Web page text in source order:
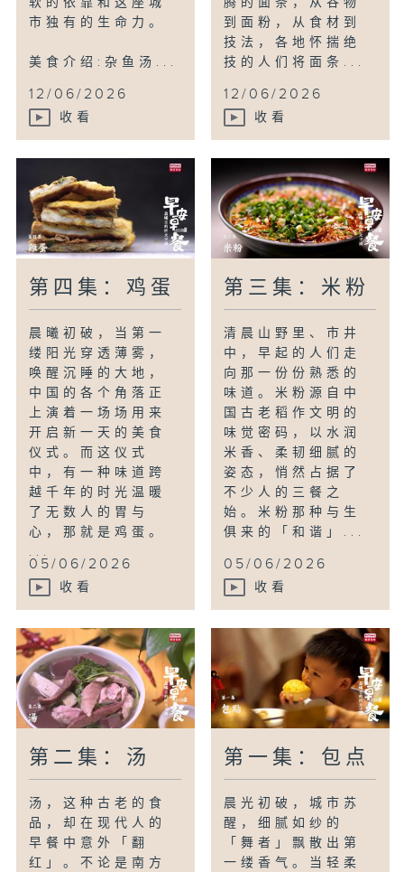
市独有的生命力。
美食介绍:杂鱼汤...
12/06/2026
收看
到面粉，从食材到
技法，各地怀揣绝
技的人们将面条...
12/06/2026
收看
第四集：鸡蛋
晨曦初破，当第一
缕阳光穿透薄雾，
唤醒沉睡的大地，
中国的各个角落正
上演着一场场用来
开启新一天的美食
仪式。而这仪式
中，有一种味道跨
越千年的时光温暖
了无数人的胃与
心，那就是鸡蛋。
...
05/06/2026
收看
第三集：米粉
清晨山野里、市井
中，早起的人们走
向那一份份熟悉的
味道。米粉源自中
国古老稻作文明的
味觉密码，以水润
米香、柔韧细腻的
姿态，悄然占据了
不少人的三餐之
始。米粉那种与生
俱来的「和谐」...
05/06/2026
收看
第二集：汤
汤，这种古老的食
品，却在现代人的
早餐中意外「翻
红」。不论是南方
第一集：包点
晨光初破，城市苏
醒，细腻如纱的
「舞者」飘散出第
一缕香气。当轻柔